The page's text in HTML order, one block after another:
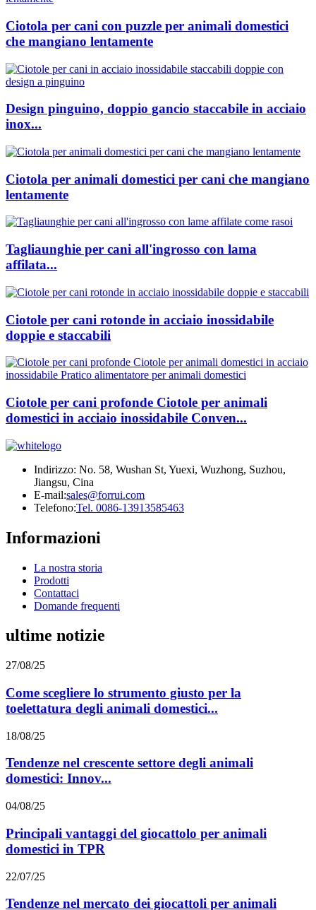
Ciotola per cani con puzzle per animali domestici
che mangiano lentamente
Design pinguino, doppio gancio staccabile in acciaio
inox...
Ciotola per animali domestici per cani che mangiano
lentamente
Tagliaunghie per cani all'ingrosso con lama
affilata...
Ciotole per cani rotonde in acciaio inossidabile
doppie e staccabili
Ciotole per cani profonde Ciotole per animali
domestici in acciaio inossidabile Conven...
Indirizzo: No. 58, Wushan St, Yuexi, Wuzhong, Suzhou,
Jiangsu, Cina
E-mail:sales@forrui.com
Telefono:Tel. 0086-13913585463
Informazioni
La nostra storia
Prodotti
Contattaci
Domande frequenti
ultime notizie
27/08/25
Come scegliere lo strumento giusto per la
toelettatura degli animali domestici...
18/08/25
Tendenze nel crescente settore degli animali
domestici: Innov...
04/08/25
Principali vantaggi del giocattolo per animali
domestici in TPR
22/07/25
Tendenze nel mercato dei giocattoli per animali